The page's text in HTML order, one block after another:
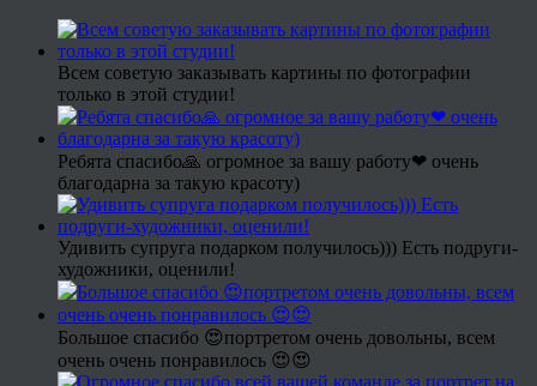
Всем советую заказывать картины по фотографии
только в этой студии!
Ребята спасибо🙏 огромное за вашу работу❤ очень
благодарна за такую красоту)
Удивить супруга подарком получилось))) Есть подруги-
художники, оценили!
Большое спасибо 😍портретом очень довольны, всем
очень очень понравилось 😍😍